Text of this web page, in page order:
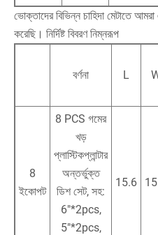
ভোক্তাদের বিভিন্ন চাহিদা মেটাতে
করেছি। নির্দিষ্ট বিবরণ নিম্নরূপ
বর্ণনা L
8
ইকোপট
8 PCS গমের
খড়
প্লাস্টিকপ্লান্টার
অন্তর্ভুক্ত
ডিশ সেট, সহ:
6"*2pcs,
5"*2pcs,
15.6